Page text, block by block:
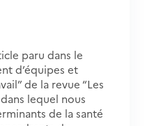
paru dans le
d’équipes et
de la revue “Les
dans lequel nous
de la santé